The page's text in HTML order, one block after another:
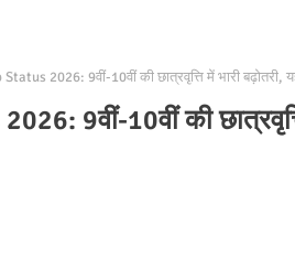
2026: 9वीं-10वीं की छात्रवृत्ति में भारी
9वीं-10वीं की